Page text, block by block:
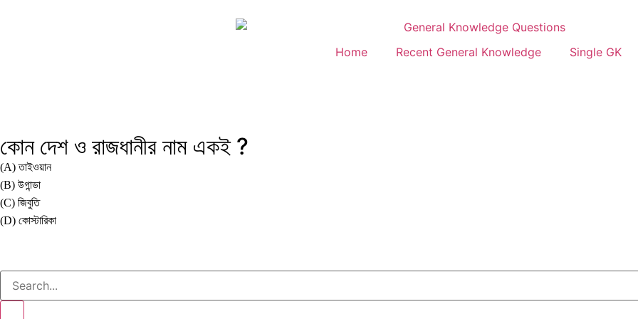
Home Recent General Knowledge Single GK
কোন দেশ ও রাজধানীর নাম একই ?
(A) তাইওয়ান
(B) উগান্ডা
(C) জিবুতি
(D) কোস্টারিকা